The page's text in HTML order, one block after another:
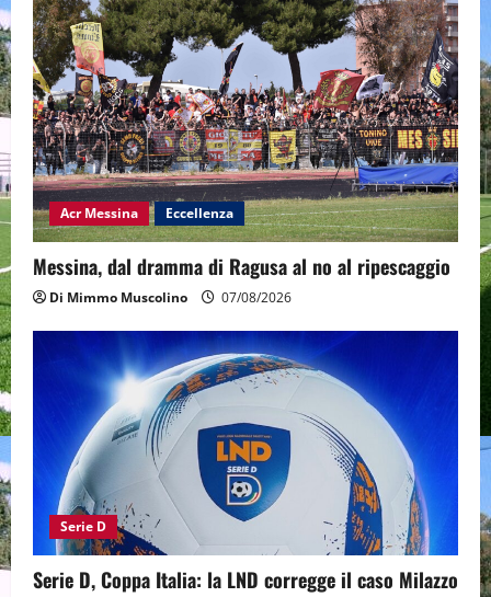
Acr Messina Eccellenza
Messina, dal dramma di Ragusa al no al ripescaggio
Di Mimmo Muscolino 07/08/2026
Serie D
Serie D, Coppa Italia: la LND corregge il caso Milazzo